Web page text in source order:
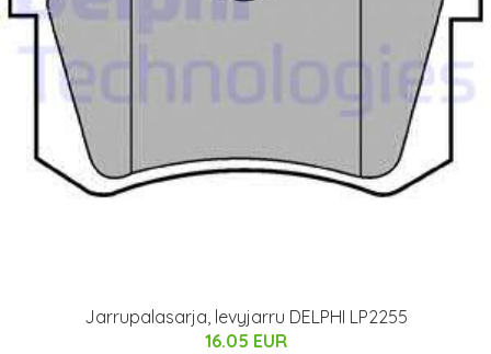
Jarrupalasarja, levyjarru DELPHI LP2255
16.05 EUR